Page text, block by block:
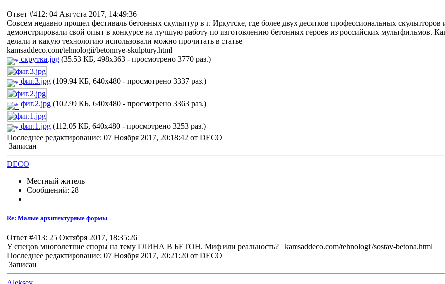
Ответ #412: 04 Августа 2017, 14:49:36
Совсем недавно прошел фестиваль бетонных скульптур в г. Иркутске, где более двух десятков профессиональных скульпторов
демонстрировали свой опыт в конкурсе на лучшую работу по изготовлению бетонных героев из российских мультфильмов.
делали и какую технологию использовали можно прочитать в статье
kamsaddeco.com/tehnologii/betonnye-skulptury.html
скрутка.jpg (35.53 КБ, 498x363 - просмотрено 3770 раз.)
фиг.3.jpg (109.94 КБ, 640x480 - просмотрено 3337 раз.)
фиг.2.jpg (102.99 КБ, 640x480 - просмотрено 3363 раз.)
фиг.1.jpg (112.05 КБ, 640x480 - просмотрено 3253 раз.)
Последнее редактирование: 07 Ноября 2017, 20:18:42 от DECO
Записан
DECO
Местный житель
Сообщений: 28
Re: Малые архитектурные формы
Ответ #413: 25 Октября 2017, 18:35:26
У спецов многолетние споры на тему ГЛИНА В БЕТОН. Миф или реальность? kamsaddeco.com/tehnologii/sostav-betona.html
Последнее редактирование: 07 Ноября 2017, 20:21:20 от DECO
Записан